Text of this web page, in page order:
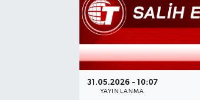
31.05.2026 - 10:07
YAYINLANMA